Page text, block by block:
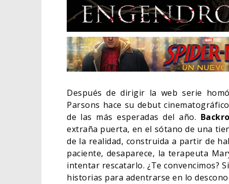
Después de dirigir la web serie
Parsons hace su debut
de las más esperadas del año.
extraña puerta, en el sótano de una
de la realidad, construida a partir de
paciente, desaparece, la terapeuta
intentar rescatarlo. ¿Te convencimos?
historias para adentrarse en lo